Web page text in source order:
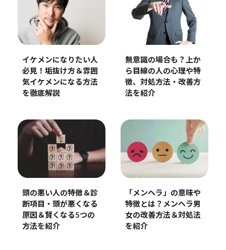
イケメンになりたい人
必見！垢抜け方＆雰囲
気イケメンになる方法
を徹底解説
無意識の場合も？上か
ら目線の人の心理や特
徴、対処方法・改善方
法を紹介
頭の悪い人の特徴＆診
断項目・頭が悪くなる
原因＆賢くなる5つの
方法を紹介
「メンヘラ」の意味や
特徴とは？メンヘラ男
女の改善方法＆対処法
を紹介